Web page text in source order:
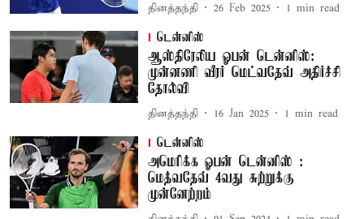
தினத்தந்தி 26 Feb 2025 1 min read
டென்னிஸ்
ஆஸ்திரேலிய ஓபன் டென்னிஸ்:
முன்னணி வீரர் மெட்வதேவ் அதிர்ச்சி
தோல்வி
தினத்தந்தி 16 Jan 2025 1 min read
டென்னிஸ்
அமெரிக்க ஓபன் டென்னிஸ் :
மெத்வதேவ் 4வது சுற்றுக்கு
முன்னேற்றம்